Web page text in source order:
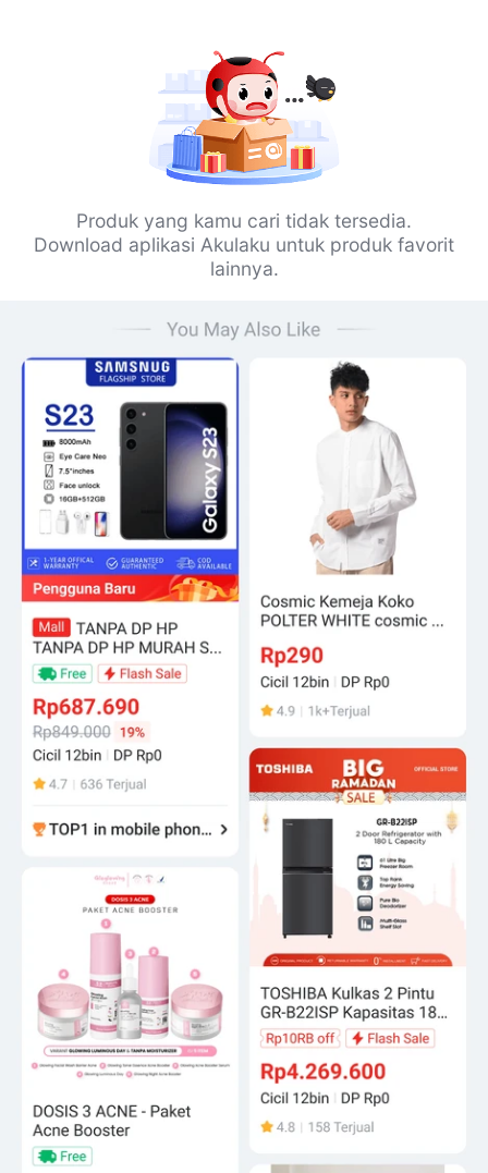
Produk yang kamu cari tidak tersedia.
Download aplikasi Akulaku untuk produk favorit
lainnya.